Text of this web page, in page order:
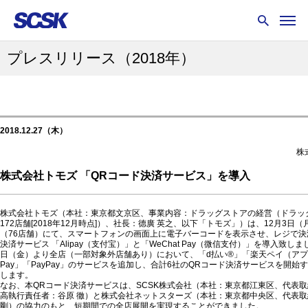
プレスリリース （2018年）
2018.12.27（木）
株
株式会社トモズ 「QRコード決済サービス」を導入
株式会社トモズ（本社：東京都文京区、事業内容：ドラッグストアの経営（ドラ
172店舗[2018年12月時点]）、社長：德廣 英之、以下「トモズ」）は、12月3日（
（76店舗）にて、スマートフォンの画面上に電子バーコードを表示させ、レジで
決済サービス 「Alipay（支付宝）」と「WeChat Pay（微信支付）」を導入致しま
日（金）より全店（一部対象外店舗あり）において、「d払い®」「楽天ペイ（ア
Pay」「PayPay」のサービスを追加し、合計6社のQRコード決済サービスを開始
します。
なお、本QRコード決済サービスは、SCSK株式会社（本社：東京都江東区、代表
高執行責任者：谷原 徹）と株式会社ネットスターズ（本社：東京都中央区、代表
剛）の協力のもと、短期間での全店展開を実現することができました。